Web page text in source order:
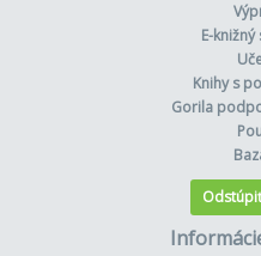
E-
Knihy s
Gorila